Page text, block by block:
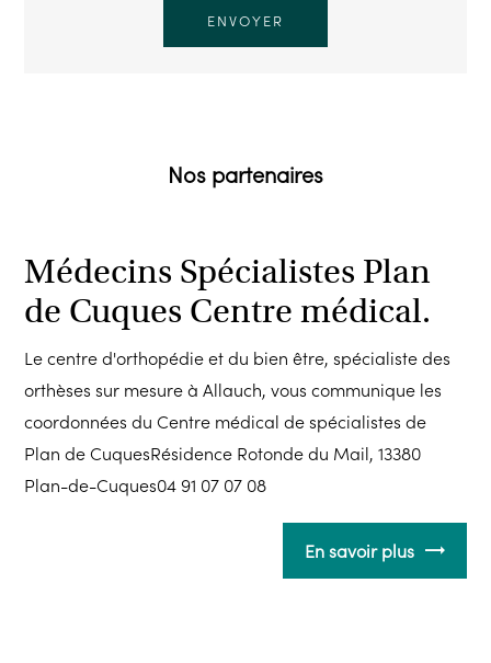
Nos partenaires
Médecins Spécialistes Plan
de Cuques Centre médical.
Le centre d'orthopédie et du bien être, spécialiste des
orthèses sur mesure à Allauch, vous communique les
coordonnées du Centre médical de spécialistes de
Plan de CuquesRésidence Rotonde du Mail, 13380
Plan-de-Cuques04 91 07 07 08
En savoir plus